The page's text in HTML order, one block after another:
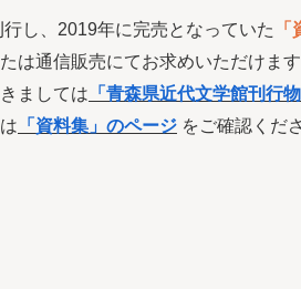
し、2019年に完売となっていた
は通信販売にてお求めいただけます
ましては 「青森県近代文学館刊行
「資料集」のページ をご確認くだ